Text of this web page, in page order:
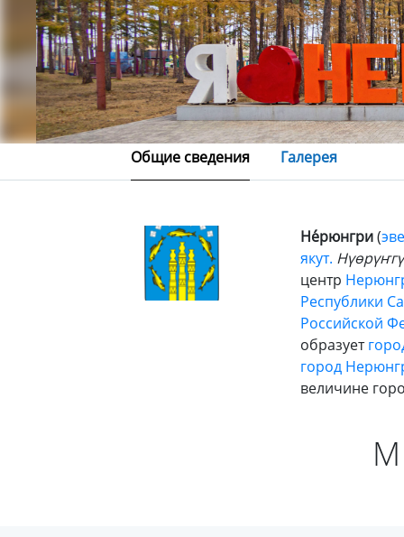
Общие сведения Галерея
Не́рюнгри(
якут.
центр
Республики
Российской
образует
город
величине